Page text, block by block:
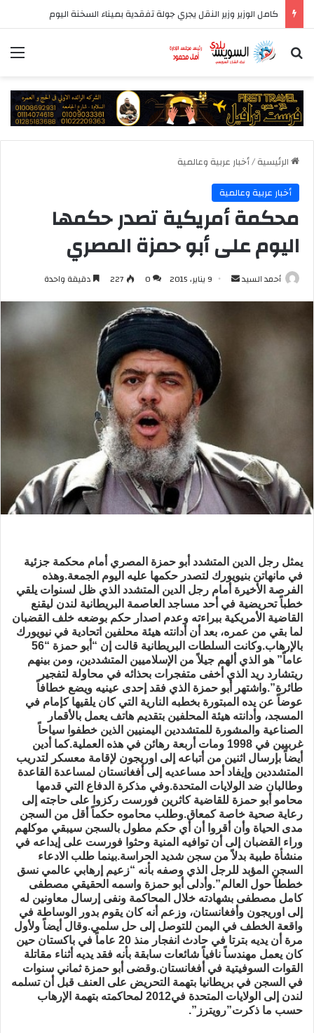
كامل الوزير وزير النقل يجري جولة تفقدية بميناء السخنة اليوم
بحث عن
الرئيسية/أخبار عربية وعالمية
أخبار عربية وعالمية
محكمة أمريكية تصدر حكمها
اليوم على أبو حمزة المصري
أحمد السيد
أرسل 9 يناير، 2015 0
227 دقيقة واحدة
يمثل رجل الدين المتشدد أبو حمزة المصري أمام محكمة جزئية
في مانهاتن بنيويورك لتصدر حكمها عليه اليوم الجمعة.وهذه
الفرصة الأخيرة أمام رجل الدين المتشدد الذي ظل لسنوات يلقي
خطباً تحريضية في أحد مساجد العاصمة البريطانية لندن ليقنع
القاضية الأمريكية ببراءته وعدم اصدار حكم بوضعه خلف القضبان
لما بقي من عمره، بعد أن أدانته هيئة محلفين اتحادية في نيويورك
بالإرهاب.وكانت السلطات البريطانية قالت إن “أبو حمزة “56
عاماً” هو الذي ألهم جيلاً من الإسلاميين المتشددين، ومن بينهم
ريتشارد ريد الذي أخفى متفجرات بحذائه في محاولة لتفجير
طائرة”.واشتهر أبو حمزة الذي فقد إحدى عينيه ويضع خطافاً
عوضاً عن يده المبتورة بخطبه النارية التي كان يلقيها كإمام في
المسجد، وأدانته هيئة المحلفين بتقديم هاتف يعمل بالأقمار
الصناعية والمشورة للمتشددين اليمنيين الذين خطفوا سياحاً
غربيين في 1998 ومات أربعة رهائن في هذه العملية.كما أدين
أيضاً بإرسال اثنين من أتباعه إلى اوريجون لإقامة معسكر لتدريب
المتشددين وإيفاد أحد مساعديه إلى أفغانستان لمساعدة القاعدة
وطالبان ضد الولايات المتحدة.وفي مذكرة الدفاع التي قدمها
محامو أبو حمزة للقاضية كاثرين فورست ركزوا على حاجته إلى
رعاية صحية خاصة كمعاق.وطلب محاموه حكماً أقل من السجن
مدى الحياة وأن أقروا أن أي حكم مطول بالسجن سيبقي موكلهم
وراء القضبان إلى أن توافيه المنية وحثوا فورست على إيداعه في
منشأة طبية بدلاً من سجن شديد الحراسة.بينما طلب الادعاء
السجن المؤبد للرجل الذي وصفه بأنه “زعيم إرهابي عالمي نسق
خططاً حول العالم”.وأدلى أبو حمزة واسمه الحقيقي مصطفى
كامل مصطفى بشهادته خلال المحاكمة ونفى إرسال معاونين له
إلى اوريجون وأفغانستان، وزعم أنه كان يقوم بدور الوساطة في
واقعة الخطف في اليمن للتوصل إلى حل سلمي.وقال أيضاً ولأول
مرة أن يديه بترتا في حادث انفجار منذ 20 عاماً في باكستان حين
كان يعمل مهندساً نافياً شائعات سابقة بأنه فقد يديه أثناء مقاتلة
القوات السوفيتية في أفغانستان.وقضى أبو حمزة ثماني سنوات
في السجن في بريطانيا بتهمة التحريض على العنف قبل أن تسلمه
لندن إلى الولايات المتحدة في2012 لمحاكمته بتهمة الإرهاب
حسب ما ذكرت”رويترز”.